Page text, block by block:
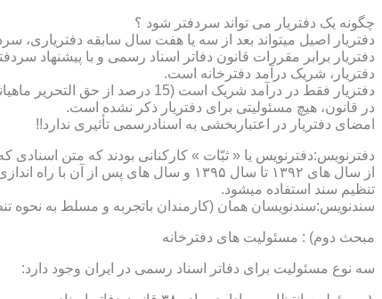
چگونه یک دفتریار می تواند سردفتر شود ؟
دفتریار اصیل میتواند بعد از سه یا هفت سال سابقه دفتریاری،
دفتریار برابر مقررات قانون دفاتر اسناد رسمی و با پیشنهاد
دفتریار، شریک درآمد دفترخانه است.
دفتریار فقط در درآمد شریک است (15 درصد از حق التحریر ماهیانه دفترخانه )و در کار و مسئولیت و هزینه ها وضررها هیچ شراکتی ندارد.
در قانون، هیچ مسئولیتی برای دفتریار ذکر نشده است.
امضای دفتریار در اعتباربخشی به اسنادرسمی تأثیری ندارد!!
دفترنویس:دفترنویس یا « ثبّات » کارکنانی بودند که متن
از سال های ۱۳۹۲ تا سال ۱۳۹۵ و سال
تنظیم سند استفاده میشود.
سندنویس:سندنویسان همان (کارمندان باتجربه و مسلط به نحوه
مبحث دوم) : مسئولیت های دفترخانه
سه نوع مسئولیت برای دفاتر اسناد رسمی در ایران وجود دارد: